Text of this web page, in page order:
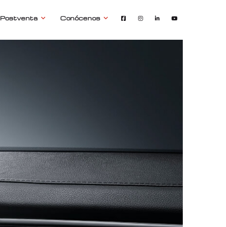
Postventa Conócenos